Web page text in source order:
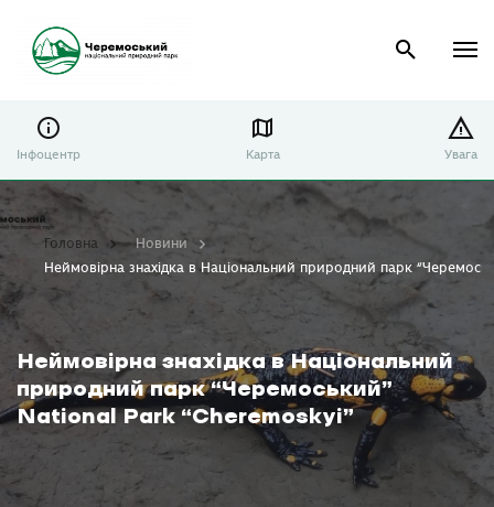
Інфоцентр Карта Увага
Неймовірна знахідка в Національний
природний парк “Черемоський”
National Park “Cheremoskyi”
Головна
Новини
Неймовірна знахідка в Національний природний парк